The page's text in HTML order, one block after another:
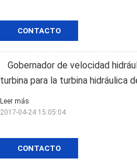
CONTACTO
Gobernador de velocidad
turbina para la turbina hidráulica
CONTACTO
Leer más
2017-04-24 15:05:04